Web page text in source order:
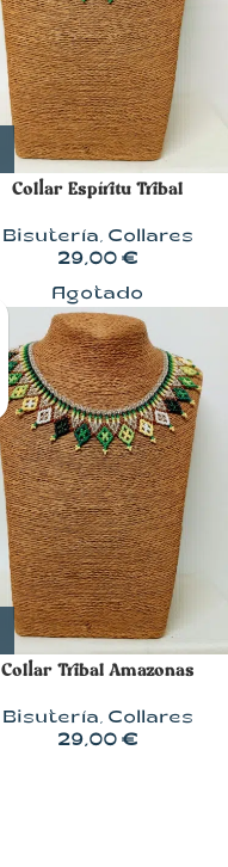
Collar Espíritu Tribal
Bisutería, Collares
29,00 €
Agotado
Collar Tribal Amazonas
Bisutería, Collares
29,00 €